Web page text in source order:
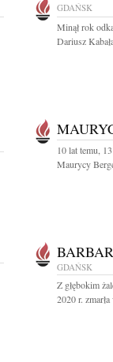
GDAŃSK
Minął rok
Dariusz
10 lat temu,
Maurycy
GDAŃSK
Z głębokim
2020 r.